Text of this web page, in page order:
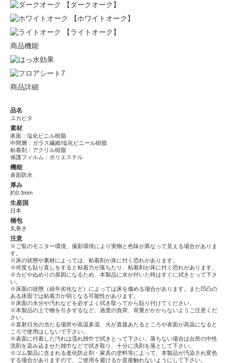
【ダークオーク】
【ホワイトオーク】
【ライトオーク】
商品機能
商品詳細
品名
ユカピタ
素材
表面：塩化ビニル樹脂
中間層：ガラス繊維/塩化ビニール樹脂
粘着剤：アクリル樹脂
保護フィルム：ポリエステル
機能
表面防水
厚み
約0.3mm
生産国
日本
梱包
丸巻き
注意
※ご覧のモニター環境、撮影環境により実物と色味が異なって見える場合がありま
す。
※床の状態や素材によっては、粘着剤が床に付く恐れがあります。
※何度も貼り直しをすると粘着力が落ちたり、粘着剤が床に付く恐れがあります。
※カビやぬめりの原因になるため、本製品に水が付いた時はすぐに拭きとって下さ
い。
※床面の状態（経年劣化など）によっては床を傷める場合があります。また凹凸の
ある床面では粘着力が弱くなる可能性があります。
※床面の水分や汚れなどを必ずよく拭き取ってから貼り付けてください。
※本製品の上で物を引きずるなど、過度の負荷、荷重がかからないようご注意くだ
さい。
※直射日光の当たる場所や高温多湿、火が直接あたるところや表面が高温になると
ころで使用はしないで下さい。
※表面に付着した汚れは濡れ雑巾で拭きとって下さい。落ちない場合は台所の中性
洗剤を染み込ませた雑巾などで拭き取り、十分に洗剤を落として下さい。
※ゴム製品に含まれる老化防止剤・家具の塗料等によって、本製品が汚染され変色
する場合がありますので、ご使用を避けるか直接触れないようにして下さい。